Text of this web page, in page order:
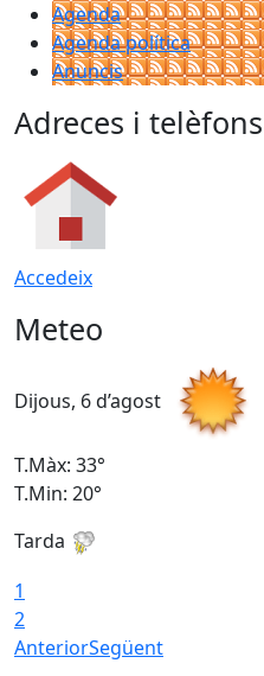
Agenda
Agenda política
Anuncis
Adreces i telèfons
Accedeix
Meteo
Dijous, 6 d’agost
T.Màx: 33°
T.Min: 20°
Tarda
1
2
AnteriorSegüent